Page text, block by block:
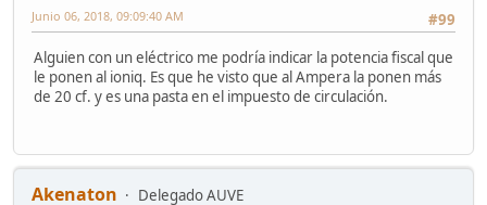
#99
Junio 06, 2018, 09:09:40 AM
Alguien con un eléctrico me podría indicar la potencia fiscal que
le ponen al ioniq. Es que he visto que al Ampera la ponen más
de 20 cf. y es una pasta en el impuesto de circulación.
Akenaton
Delegado AUVE